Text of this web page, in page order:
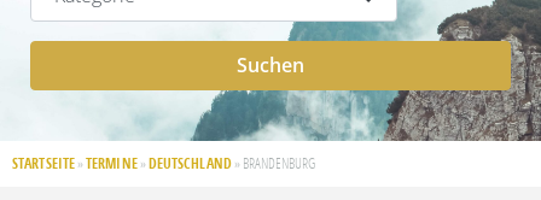
Suchen
STARTSEITE » TERMINE» DEUTSCHLAND» BRANDENBURG